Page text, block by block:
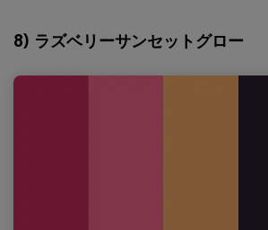
8) ラズベリーサンセットグロー